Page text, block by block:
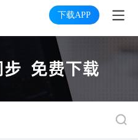
下载APP